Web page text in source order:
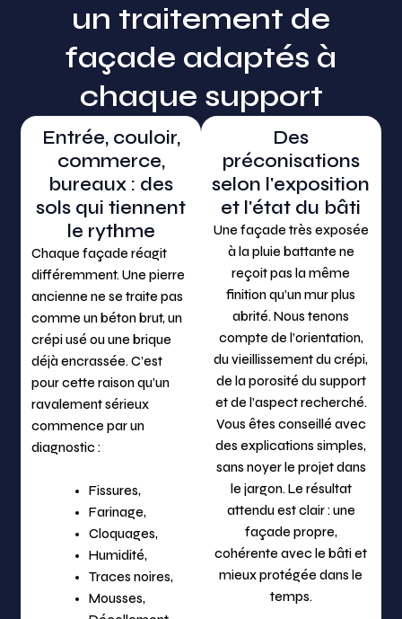
un traitement de
façade adaptés à
chaque support
Entrée, couloir,
commerce,
bureaux : des
sols qui tiennent
le rythme
Chaque façade réagit
différemment. Une pierre
ancienne ne se traite pas
comme un béton brut, un
crépi usé ou une brique
déjà encrassée. C’est
pour cette raison qu’un
ravalement sérieux
commence par un
diagnostic :
Fissures,
Farinage,
Cloquages,
Humidité,
Traces noires,
Mousses,
Des
préconisations
selon l'exposition
et l'état du bâti
Une façade très exposée
à la pluie battante ne
reçoit pas la même
finition qu’un mur plus
abrité. Nous tenons
compte de l’orientation,
du vieillissement du crépi,
de la porosité du support
et de l’aspect recherché.
Vous êtes conseillé avec
des explications simples,
sans noyer le projet dans
le jargon. Le résultat
attendu est clair : une
façade propre,
cohérente avec le bâti et
mieux protégée dans le
temps.